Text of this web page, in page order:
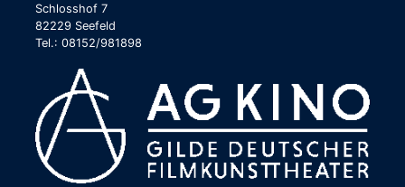
Schlosshof 7
82229 Seefeld
Tel.: 08152/981898